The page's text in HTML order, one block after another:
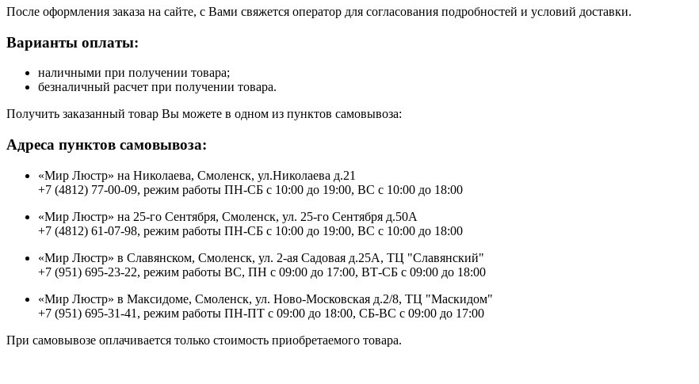
После оформления заказа на сайте, с Вами свяжется оператор для согласования подробностей и условий доставки.
Варианты оплаты:
наличными при получении товара;
безналичный расчет при получении товара.
Получить заказанный товар Вы можете в одном из пунктов самовывоза:
Адреса пунктов самовывоза:
«Мир Люстр» на Николаева, Смоленск, ул.Николаева д.21
+7 (4812) 77-00-09, режим работы ПН-СБ с 10:00 до 19:00, ВС с 10:00 до 18:00
«Мир Люстр» на 25-го Сентября, Смоленск, ул. 25-го Сентября д.50А
+7 (4812) 61-07-98, режим работы ПН-СБ с 10:00 до 19:00, ВС с 10:00 до 18:00
«Мир Люстр» в Славянском, Смоленск, ул. 2-ая Садовая д.25А, ТЦ "Славянский"
+7 (951) 695-23-22, режим работы ВС, ПН с 09:00 до 17:00, ВТ-СБ с 09:00 до 18:00
«Мир Люстр» в Максидоме, Смоленск, ул. Ново-Московская д.2/8, ТЦ "Маскидом"
+7 (951) 695-31-41, режим работы ПН-ПТ с 09:00 до 18:00, СБ-ВС с 09:00 до 17:00
При самовывозе оплачивается только стоимость приобретаемого товара.